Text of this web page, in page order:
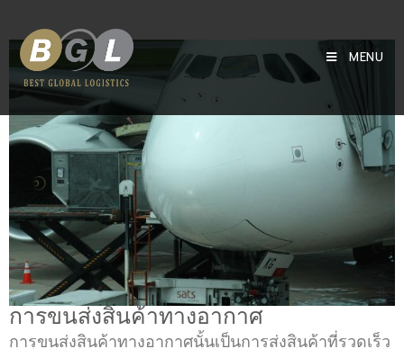
MENU
การขนส่งสินค้าทางอากาศ
การขนส่งสินค้าทางอากาศนั้นเป็นการส่งสินค้าที่รวดเร็ว